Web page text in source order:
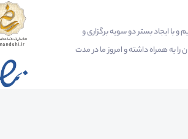
و با ایجاد بستر دو سویه برگزاری و
به همراه داشته و امروز ما در مدت